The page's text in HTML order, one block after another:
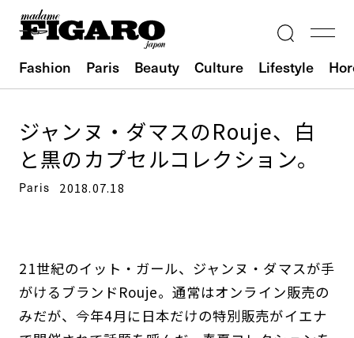
Fashion Paris Beauty Culture Lifestyle
ジャンヌ・ダマスのRouje、白
と黒のカプセルコレクション。
Paris 2018.07.18
21世紀のイット・ガール、ジャンヌ・ダマスが手
がけるブランドRouje。通常はオンライン販売の
みだが、今年4月に日本だけの特別販売がイエナ